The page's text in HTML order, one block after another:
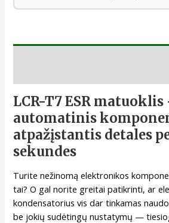
LCR-T7 ESR matuoklis
automatinis
atpažįstantis detales
sekundes
Turite nežinomą elektronikos
tai? O gal norite greitai patikrinti, ar
kondensatorius vis dar tinkamas
be jokių sudėtingų nustatymų —